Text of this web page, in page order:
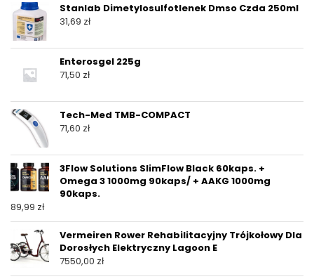
Stanlab Dimetylosulfotlenek Dmso Czda 250ml
31,69 zł
Enterosgel 225g
71,50 zł
Tech-Med TMB-COMPACT
71,60 zł
3Flow Solutions SlimFlow Black 60kaps. +
Omega 3 1000mg 90kaps/ + AAKG 1000mg
90kaps.
89,99 zł
Vermeiren Rower Rehabilitacyjny Trójkołowy Dla
Dorosłych Elektryczny Lagoon E
7550,00 zł